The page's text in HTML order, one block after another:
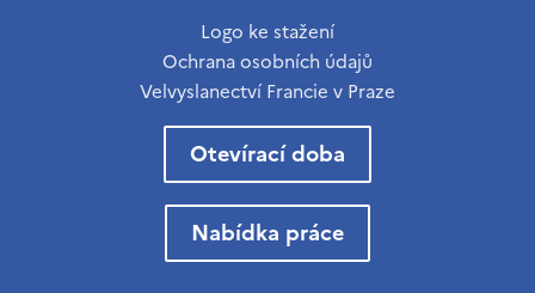
Logo ke stažení
Ochrana osobních údajů
Velvyslanectví Francie v Praze
Otevírací doba
Nabídka práce